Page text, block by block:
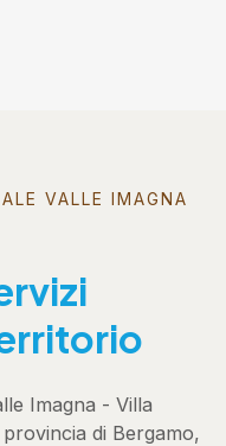
estivi)
VALLE IMAGNA
Imagna - Villa
di Bergamo,